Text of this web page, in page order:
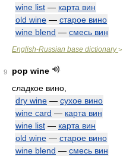
wine list — карта вин
old wine — старое вино
wine blend — смесь вин
English-Russian base dictionary>
9
pop wine
сладкое вино,
dry wine — сухое вино
wine card — карта вин
wine list — карта вин
old wine — старое вино
wine blend — смесь вин